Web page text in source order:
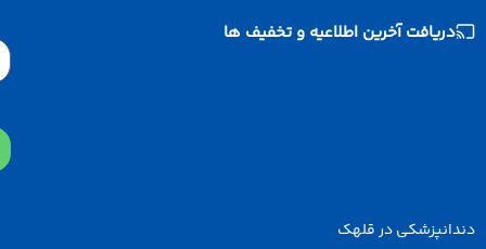
دریافت آخرین اطلاعیه و تخفیف ها
در قلهک